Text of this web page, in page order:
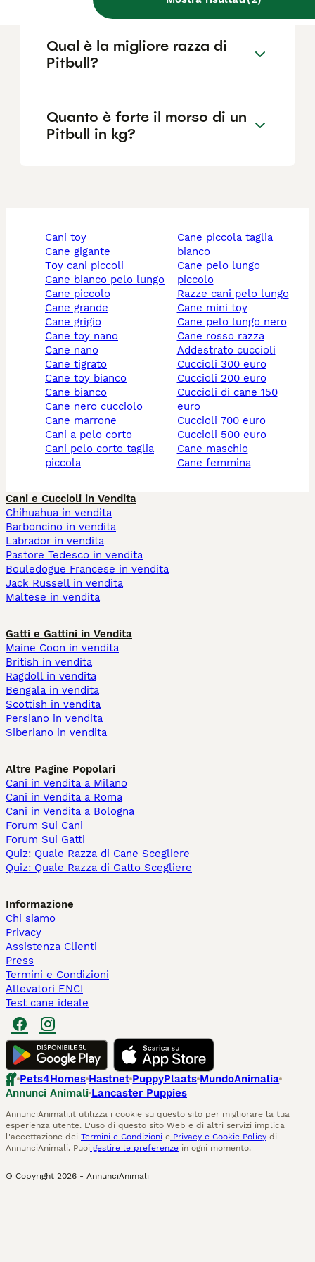
Qual è la migliore razza di
Pitbull?
Quanto è forte il morso di un
Pitbull in kg?
cani toy
cane gigante
toy cani piccoli
cane bianco pelo lungo
cane piccolo
cane grande
cane grigio
cane toy nano
cane nano
cane tigrato
cane toy bianco
cane bianco
cane nero cucciolo
cane marrone
cani a pelo corto
cani pelo corto taglia
piccola
cane piccola taglia
bianco
cane pelo lungo
piccolo
razze cani pelo lungo
cane mini toy
cane pelo lungo nero
cane rosso razza
addestrato cuccioli
cuccioli 300 euro
cuccioli 200 euro
cuccioli di cane 150
euro
cuccioli 700 euro
cuccioli 500 euro
cane maschio
cane femmina
Cani e Cuccioli in Vendita
Chihuahua in vendita
Barboncino in vendita
Labrador in vendita
Pastore Tedesco in vendita
Bouledogue Francese in vendita
Jack Russell in vendita
Maltese in vendita
Gatti e Gattini in Vendita
Maine Coon in vendita
British in vendita
Ragdoll in vendita
Bengala in vendita
Scottish in vendita
Persiano in vendita
Siberiano in vendita
Altre Pagine Popolari
Cani in Vendita a Milano
Cani in Vendita a Roma
Cani in Vendita a Bologna
Forum Sui Cani
Forum Sui Gatti
Quiz: Quale Razza di Cane Scegliere
Quiz: Quale Razza di Gatto Scegliere
Informazione
Chi siamo
Privacy
Assistenza Clienti
Press
Termini e Condizioni
Allevatori ENCI
Test cane ideale
Pets4Homes Hastnet PuppyPlaats MundoAnimalia
Annunci Animali Lancaster Puppies
AnnunciAnimali.it utilizza i cookie su questo sito per migliorare la tua
esperienza utente. L'uso di questo sito Web e di altri servizi implica
l'accettazione dei Termini e Condizioni e Privacy e Cookie Policy di
AnnunciAnimali. Puoi gestire le preferenze in ogni momento.
© Copyright 2026 - AnnunciAnimali